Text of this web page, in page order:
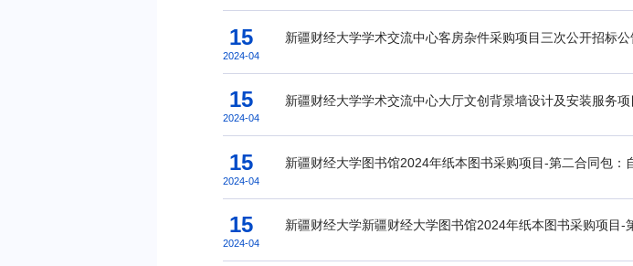
15
2024-04
新疆财经大学学术交流中心客房杂件采购项目三次公开招标公
15
2024-04
新疆财经大学学术交流中心大厅文创背景墙设计及安装服务
15
2024-04
15
2024-04
新疆财经大学新疆财经大学图书馆2024年纸本图书采购项目